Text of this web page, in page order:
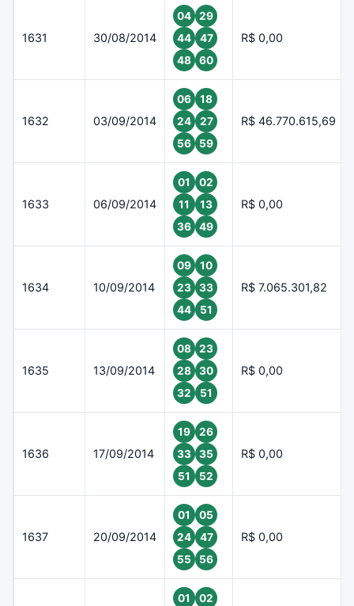
1631 30/08/2014
04
29
44
47
48
60
R$ 0,00
1632 03/09/2014
06
18
24
27
56
59
R$ 46.770.615,69
1633 06/09/2014
01
02
11
13
36
49
R$ 0,00
1634 10/09/2014
09
10
23
33
44
51
R$ 7.065.301,82
1635 13/09/2014
08
23
28
30
32
51
R$ 0,00
1636 17/09/2014
19
26
33
35
51
52
R$ 0,00
1637 20/09/2014
01
05
24
47
55
56
R$ 0,00
01
02